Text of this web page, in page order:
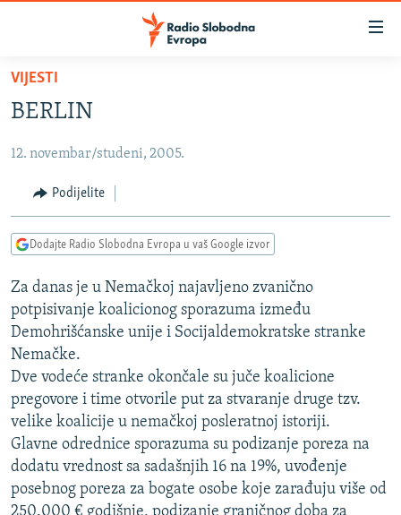
Pređite
glavni
Pređite
Pređite
pretragu
SRBIJA
KOSOVO
VIZUELNO
VIDEO
FOTOGALERIJE
INFOGRAFIKE
PODCASTI
RAT U UKRAJINI
KINA NA BALKANU
RSE PRIČE IZ SVIJETA
ISPRIČAJ MI
DNEVNO@RSE
SPECIJALI RSE
VIJESTI
BERLIN
12. novembar/studeni, 2005.
Podijelite
Dodajte Radio Slobodna Evropa u vaš Google izvor
Za danas je u Nemačkoj najavljeno zvanično
potpisivanje koalicionog sporazuma između
Demohrišćanske unije i Socijaldemokratske stranke
Nemačke.
Dve vodeće stranke okončale su juče koalicione
pregovore i time otvorile put za stvaranje druge tzv.
velike koalicije u nemačkoj posleratnoj istoriji.
Glavne odrednice sporazuma su podizanje poreza na
dodatu vrednost sa sadašnjih 16 na 19%, uvođenje
posebnog poreza za bogate osobe koje zarađuju više od